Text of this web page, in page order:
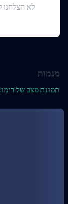
לא הצלחנו
מגמות
תמונת מצב של